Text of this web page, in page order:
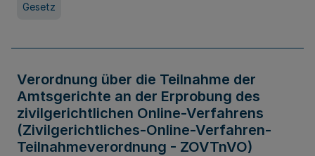
Gesetz
Verordnung über die Teilnahme der
Amtsgerichte an der Erprobung des
zivilgerichtlichen Online-Verfahrens
(Zivilgerichtliches-Online-Verfahren-
Teilnahmeverordnung - ZOVTnVO)